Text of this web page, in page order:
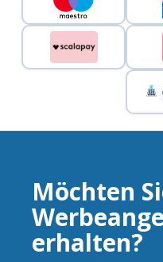
Möchten
erhalten?